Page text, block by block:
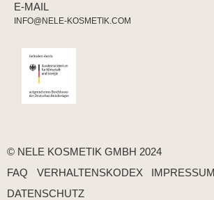
E-MAIL
INFO@NELE-KOSMETIK.COM
© NELE KOSMETIK GMBH 2024
FAQ
VERHALTENSKODEX IMPRESSUM
DATENSCHUTZ